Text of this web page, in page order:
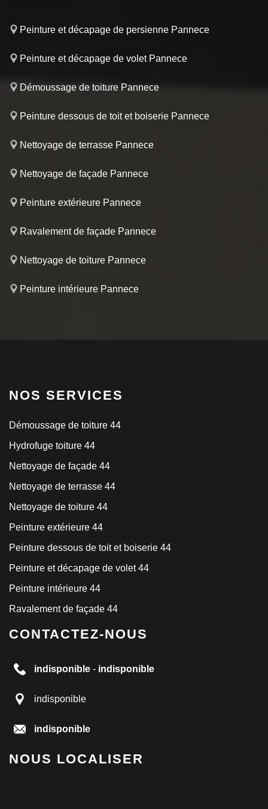
Peinture et décapage de persienne Pannece
Peinture et décapage de volet Pannece
Démoussage de toiture Pannece
Peinture dessous de toit et boiserie Pannece
Nettoyage de terrasse Pannece
Nettoyage de façade Pannece
Peinture extérieure Pannece
Ravalement de façade Pannece
Nettoyage de toiture Pannece
Peinture intérieure Pannece
NOS SERVICES
Démoussage de toiture 44
Hydrofuge toiture 44
Nettoyage de façade 44
Nettoyage de terrasse 44
Nettoyage de toiture 44
Peinture extérieure 44
Peinture dessous de toit et boiserie 44
Peinture et décapage de volet 44
Peinture intérieure 44
Ravalement de façade 44
CONTACTEZ-NOUS
indisponible - indisponible
indisponible
indisponible
NOUS LOCALISER